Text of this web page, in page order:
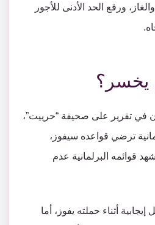
ورفع الحد الأدنى للأجور
يخسر؟
في تقرير على صحيفة “حرييت”،
ترضي قواعده سيفوز،
قوائمه البرلمانية عدم
أثناء حملته يفوز، أما